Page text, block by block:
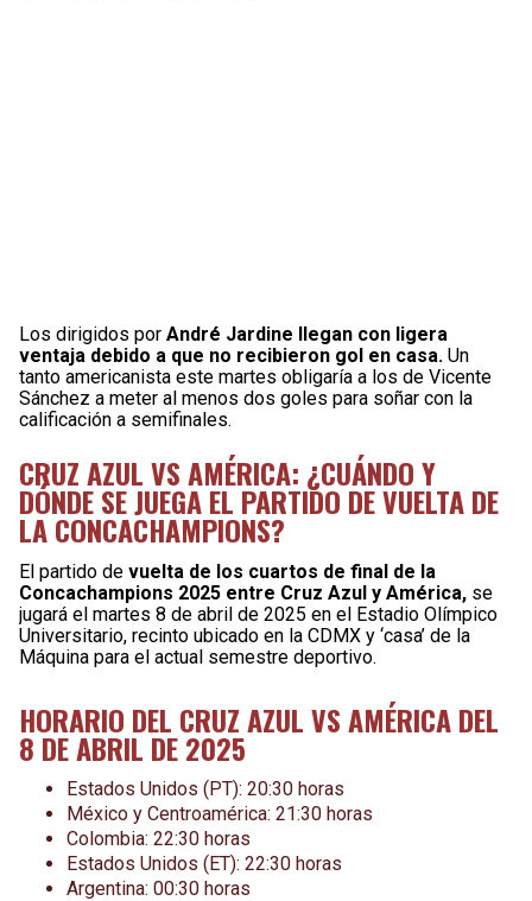
Los dirigidos por André Jardine llegan con ligera
ventaja debido a que no recibieron gol en casa. Un
tanto americanista este martes obligaría a los de Vicente
Sánchez a meter al menos dos goles para soñar con la
calificación a semifinales.
CRUZ AZUL VS AMÉRICA: ¿CUÁNDO Y
DÓNDE SE JUEGA EL PARTIDO DE VUELTA DE
LA CONCACHAMPIONS?
El partido de vuelta de los cuartos de final de la
Concachampions 2025 entre Cruz Azul y América, se
jugará el martes 8 de abril de 2025 en el Estadio Olímpico
Universitario, recinto ubicado en la CDMX y ‘casa’ de la
Máquina para el actual semestre deportivo.
HORARIO DEL CRUZ AZUL VS AMÉRICA DEL
8 DE ABRIL DE 2025
Estados Unidos (PT): 20:30 horas
México y Centroamérica: 21:30 horas
Colombia: 22:30 horas
Estados Unidos (ET): 22:30 horas
Argentina: 00:30 horas